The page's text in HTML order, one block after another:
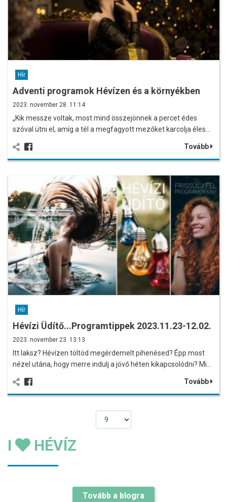
Hír
Adventi programok Hévízen és a környékben
2023. november 28. 11:14
„Kik messze voltak, most mind összejönnek a percet édes
szóval ütni el, amíg a tél a megfagyott mezőket karcolja éles…
Tovább
Hír
Hévízi Üdítő...Programtippek 2023.11.23-12.02.
2023. november 23. 13:13
Itt laksz? Hévízen töltöd megérdemelt pihenésed? Épp most
nézel utána, hogy merre indulj a jövő héten kikapcsolódni? Mi…
Tovább
I HÉVÍZ
Tovább a blogra